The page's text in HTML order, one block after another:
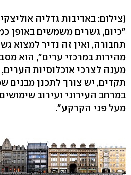
(צילום: באדיבות גדליה
"כיום, גשרים משמשים באופן
תחבורה, ואין זה נדיר למצוא
מהירות במרכזי ערים", הוא
מענה לצרכי אוכלוסיות
תקדים, יש צורך לתכנן מבנים
במרחב העירוני ועירוב
מעל פני הקרקע".